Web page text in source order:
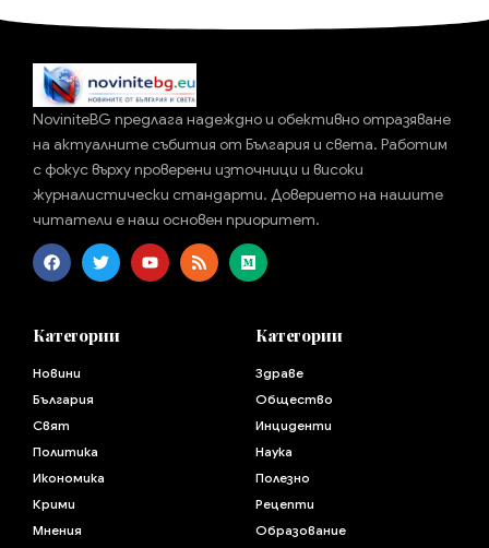
NoviniteBG предлага надеждно и обективно отразяване
на актуалните събития от България и света. Работим
с фокус върху проверени източници и високи
журналистически стандарти. Доверието на нашите
читатели е наш основен приоритет.
Категории
Новини
България
Свят
Политика
Икономика
Крими
Мнения
Категории
Здраве
Общество
Инциденти
Наука
Полезно
Рецепти
Образование